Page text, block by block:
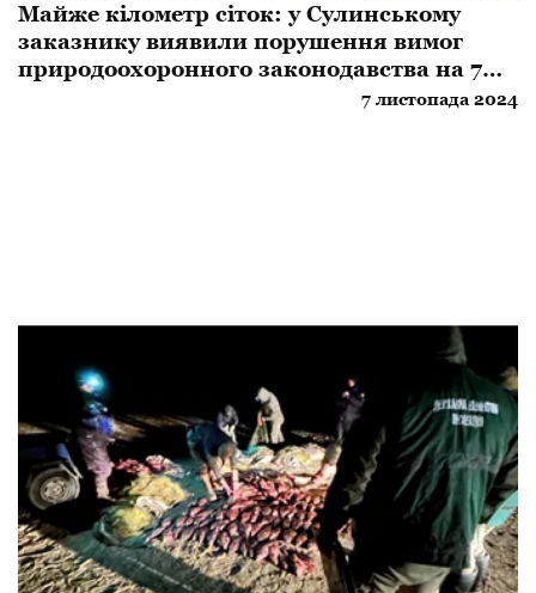
Майже кілометр сіток: у Сулинському
заказнику виявили порушення вимог
природоохоронного законодавства на 7
7 листопада 2024